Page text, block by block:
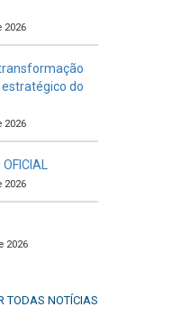
2026
do
2026
OFICIAL
2026
2026
TODAS NOTÍCIAS